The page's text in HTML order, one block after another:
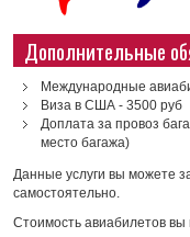
Дополнительные
Международные
Виза в США - 3500 руб
Доплата за провоз
место багажа)
Данные услуги вы можете
самостоятельно.
Стоимость авиабилетов вы